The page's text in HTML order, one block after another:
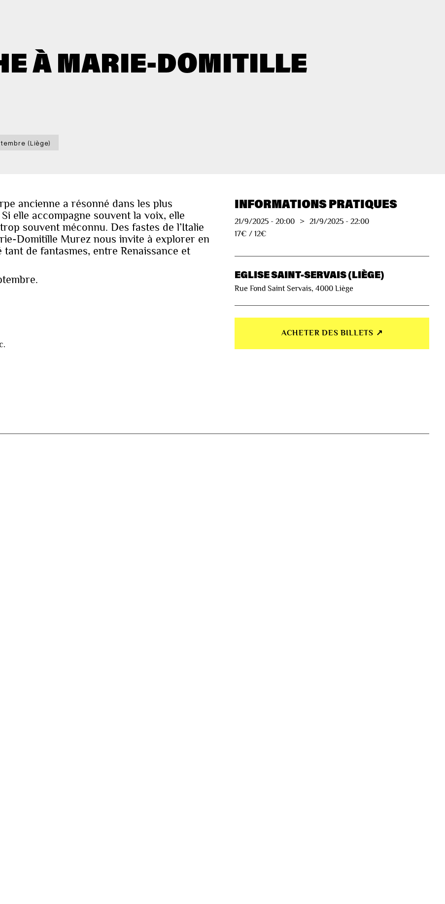
À MARIE-DOMITILLE
(Liège)
ancienne a résonné dans les plus
elle accompagne souvent la voix, elle
souvent méconnu. Des fastes de l’Italie
Domitille Murez nous invite à explorer en
de fantasmes, entre Renaissance et
INFORMATIONS PRATIQUES
21/9/2025 -20:00 > 21/9/2025 -22:00
17€ / 12€
EGLISE SAINT-SERVAIS (LIÈGE)
Rue Fond Saint Servais, 4000 Liège
ACHETER DES BILLETS ↗︎